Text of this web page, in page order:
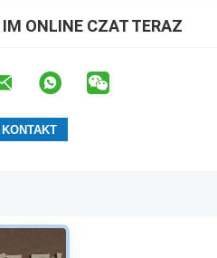
IM ONLINE CZAT TERAZ